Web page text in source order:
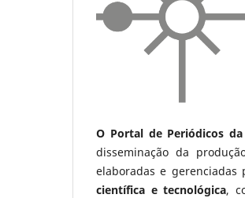
O Portal de Periódicos
disseminação da
elaboradas e gerenciadas
científica e tecnológica,